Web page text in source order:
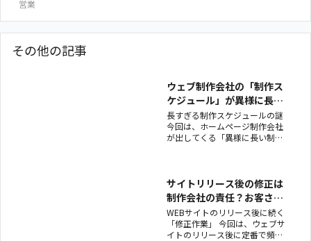
営業
その他の記事
ウェブ制作会社の「制作ス
ケジュール」が異様に長い
理由とは？
長すぎる制作スケジュールの謎
今回は、ホームページ制作会社
が出してくる「異様に長い制作
は、次回は2週間ちょっと後くら
いの、週明け中盤〜後半あたり
でいかがでし
サイトリリース後の修正は
制作会社の責任？お客さん
の責任？
WEBサイトのリリース後に続く
「修正作業」 今回は、ウェブサ
イトのリリース後に定番で頻発